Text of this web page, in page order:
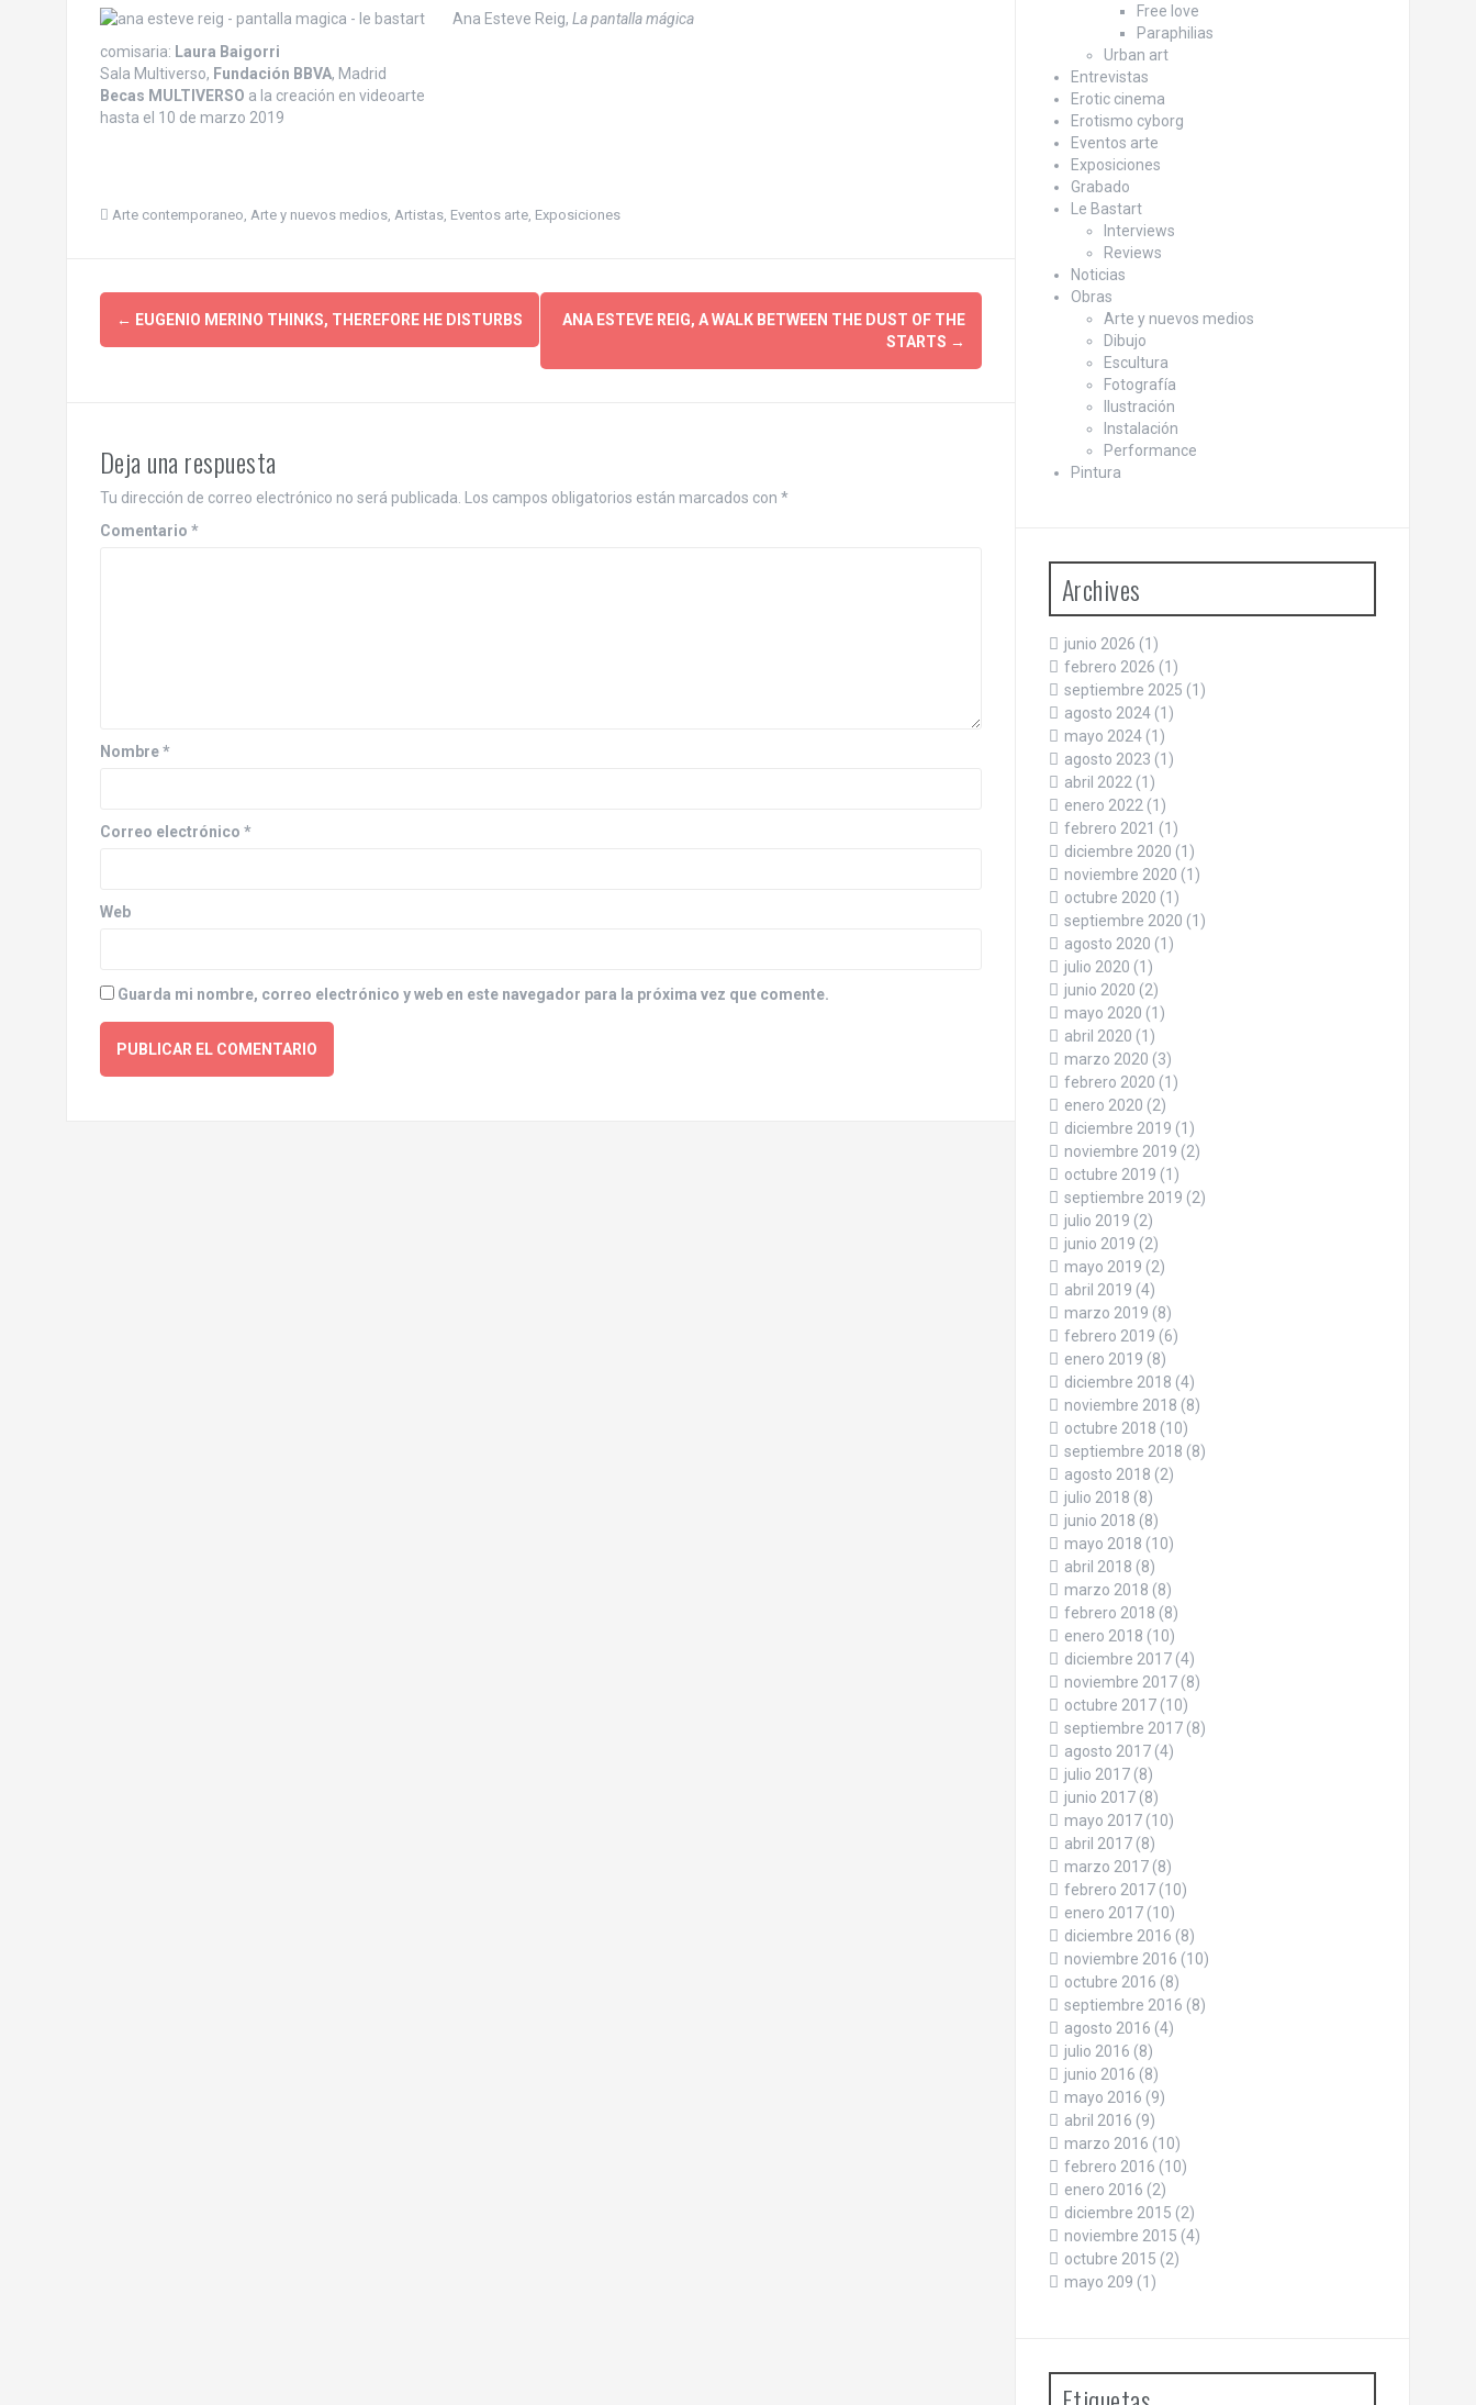
Ana Esteve Reig, La pantalla mágica
comisaria: Laura Baigorri
Sala Multiverso, Fundación BBVA, Madrid
Becas MULTIVERSO a la creación en videoarte
hasta el 10 de marzo 2019
Arte contemporaneo Arte y nuevos medios, Artistas, Eventos arte, Exposiciones
P
t
n
a
t
o
n
← EUGENIO MERINO THINKS, THEREFORE HE DISTURBS
ANA ESTEVE REIG, A WALK BETWEEN THE DUST OF THE
STARTS →
Deja una respuesta
Tu dirección de correo electrónico no será publicada. Los campos obligatorios están marcados con *
Comentario *
Nombre*
Correo electrónico *
Web
Guarda mi nombre, correo electrónico y web en este navegador para la próxima vez que comente.
Free love
Paraphilias
Urban art
Entrevistas
Erotic cinema
Erotismo cyborg
Eventos arte
Exposiciones
Grabado
Le Bastart
Interviews
Reviews
Noticias
Obras
Arte y nuevos medios
Dibujo
Escultura
Fotografía
Ilustración
Instalación
Performance
Pintura
Archives
junio 2026 (1)
febrero 2026 (1)
septiembre 2025 (1)
agosto 2024(1)
mayo 2024(1)
agosto 2023 (1)
abril 2022(1)
enero 2022(1)
febrero 2021 (1)
diciembre 2020 (1)
noviembre 2020 (1)
octubre 2020 (1)
septiembre 2020 (1)
agosto 2020 (1)
julio 2020 (1)
junio 2020 (2)
mayo 2020 (1)
abril 2020 (1)
marzo 2020 (3)
febrero 2020 (1)
enero 2020 (2)
diciembre 2019 (1)
noviembre 2019 (2)
octubre 2019 (1)
septiembre 2019 (2)
julio 2019 (2)
junio 2019 (2)
mayo 2019 (2)
abril 2019 (4)
marzo 2019 (8)
febrero 2019 (6)
enero 2019 (8)
diciembre 2018 (4)
noviembre 2018 (8)
octubre 2018 (10)
septiembre 2018 (8)
agosto 2018 (2)
julio 2018 (8)
junio 2018 (8)
mayo 2018 (10)
abril 2018 (8)
marzo 2018 (8)
febrero 2018 (8)
enero 2018 (10)
diciembre 2017(4)
noviembre 2017(8)
octubre 2017(10)
septiembre 2017(8)
agosto 2017(4)
julio 2017(8)
junio 2017(8)
mayo 2017(10)
abril 2017(8)
marzo 2017(8)
febrero 2017(10)
enero 2017(10)
diciembre 2016 (8)
noviembre 2016 (10)
octubre 2016 (8)
septiembre 2016 (8)
agosto 2016 (4)
julio 2016 (8)
junio 2016 (8)
mayo 2016 (9)
abril 2016 (9)
marzo 2016 (10)
febrero 2016 (10)
enero 2016 (2)
diciembre 2015 (2)
noviembre 2015 (4)
octubre 2015 (2)
mayo 209 (1)